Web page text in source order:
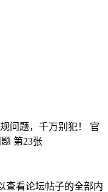
看论坛帖子的全部内